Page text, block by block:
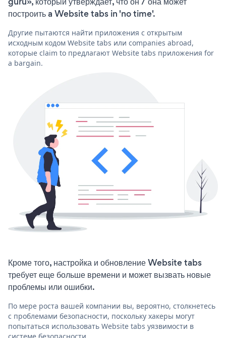
построить a Website tabs in 'no time'.
Другие пытаются найти приложения с открытым
исходным кодом Website tabs или companies abroad,
которые claim to предлагают Website tabs приложения for
a bargain.
Кроме того, настройка и обновление Website tabs
требует еще больше времени и может вызвать новые
проблемы или ошибки.
По мере роста вашей компании вы, вероятно, столкнетесь
с проблемами безопасности, поскольку хакеры могут
попытаться использовать Website tabs уязвимости в